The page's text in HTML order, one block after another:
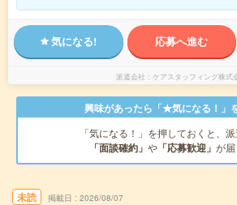
気になる! 応募へ進む
派遣会社 ケアスタッフィング株式
興味があったら「★気になる！」
「気になる！」を押しておくと、
「面談確約」 や 「応募歓迎」 が届
未読 掲載日 2026/08/07